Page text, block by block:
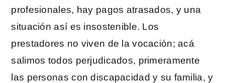
profesionales, hay pagos atrasados, y una
situación así es insostenible. Los
prestadores no viven de la vocación; acá
salimos todos perjudicados, primeramente
las personas con discapacidad y su familia, y